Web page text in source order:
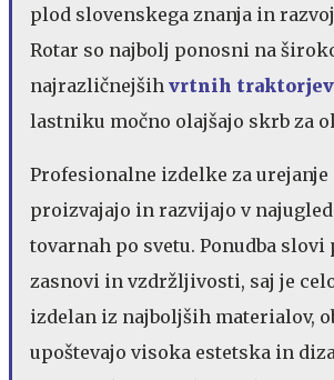
plod slovenskega znanja in
Rotar so najbolj ponosni na
najrazličnejših vrtnih traktorjev
lastniku močno olajšajo skrb za
Profesionalne izdelke za
proizvajajo in razvijajo v
tovarnah po svetu. Ponudba
zasnovi in vzdržljivosti, saj je
izdelan iz najboljših materialov,
upoštevajo visoka estetska in